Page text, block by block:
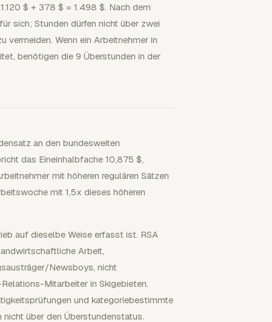
$ + 378 $ = 1.498 $. Nach dem
sich; Stunden dürfen nicht über zwei
Wenn ein Arbeitnehmer in
benötigen die 9 Überstunden in der
an den bundesweiten
das Eineinhalbfache 10,875 $,
mit höheren regulären Sätzen
mit 1,5x dieses höheren
auf dieselbe Weise erfasst ist. RSA
Arbeit,
Newsboys, nicht
Mitarbeiter in Skigebieten.
und kategoriebestimmte
über den Überstundenstatus.